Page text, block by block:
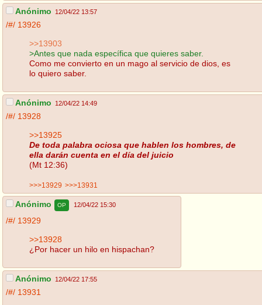
Anónimo 12/04/22 13:57
/#/ 13926
>>13903
>Antes que nada específica que quieres saber.
Como me convierto en un mago al servicio de dios, es
lo quiero saber.
Anónimo 12/04/22 14:49
/#/ 13928
>>13925
De toda palabra ociosa que hablen los hombres, de
ella darán cuenta en el día del juicio
(Mt 12:36)
>>>13929 >>>13931
Anónimo OP 12/04/22 15:30
/#/ 13929
>>13928
¿Por hacer un hilo en hispachan?
Anónimo 12/04/22 17:55
/#/ 13931